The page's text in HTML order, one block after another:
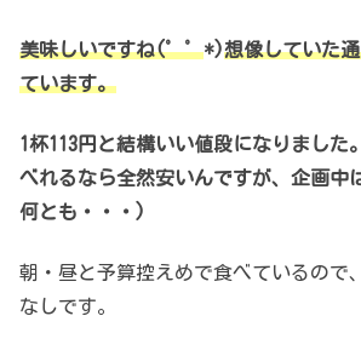
美味しいですね(゜゜*)想像していた
ています。
1杯113円と結構いい値段になりました
べれるなら全然安いんですが、企画中
何とも・・・)
朝・昼と予算控えめで食べているので
なしです。